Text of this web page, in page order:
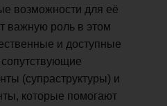
возможности для её
важную роль в этом
и доступные
(супраструктуры) и
которые помогают